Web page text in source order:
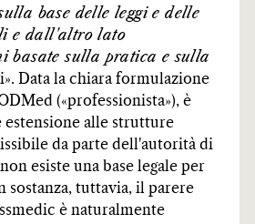
base delle leggi e delle
e dall'altro lato
basate sulla pratica e sulla
Data la chiara formulazione
(«professionista»), è
estensione alle strutture
da parte dell'autorità di
esiste una base legale per
sostanza, tuttavia, il parere
è naturalmente